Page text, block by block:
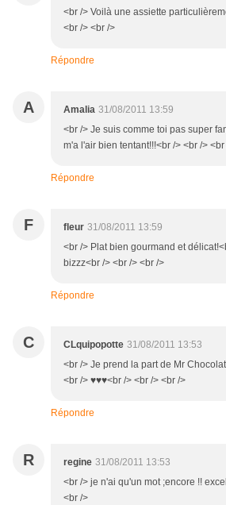
<br /> Voilà une assiette
<br /> <br />
Répondre
A Amalia 31/08/2011 13:59
<br /> Je suis comme toi pas super
m'a l'air bien tentant!!!<br /> <br /> <br
Répondre
F fleur 31/08/2011 13:59
<br /> Plat bien gourmand et
bizzz<br /> <br /> <br />
Répondre
C CLquipopotte 31/08/2011 13:53
<br /> Je prend la part de Mr
<br /> ♥♥♥<br /> <br /> <br />
Répondre
R regine 31/08/2011 13:53
<br /> je n'ai qu'un mot ;encore !!
<br />